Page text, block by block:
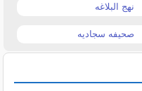
نهج البلاغه
صحیفه سجادیه